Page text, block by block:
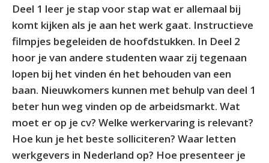
Deel 1 leer je stap voor stap wat er allemaal bij
komt kijken als je aan het werk gaat. Instructieve
filmpjes begeleiden de hoofdstukken. In Deel 2
hoor je van andere studenten waar zij tegenaan
lopen bij het vinden én het behouden van een
baan. Nieuwkomers kunnen met behulp van deel 1
beter hun weg vinden op de arbeidsmarkt. Wat
moet er op je cv? Welke werkervaring is relevant?
Hoe kun je het beste solliciteren? Waar letten
werkgevers in Nederland op? Hoe presenteer je